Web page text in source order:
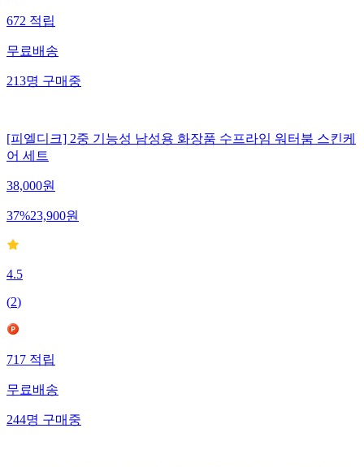
672적립
무료배송
213명구매중
[피엘디크] 2중 기능성 남성용 화장품 수프라임 워터붐 스킨케
어 세트
38,000원
37%23,900원
4.5
(2)
717적립
무료배송
244명구매중